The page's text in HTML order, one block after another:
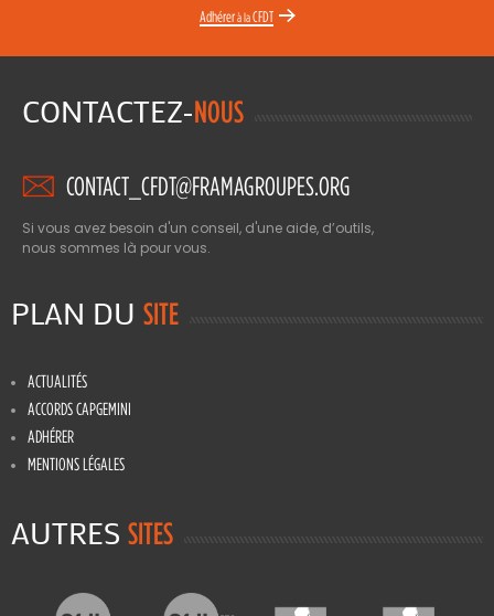
Adhérerà laCFDT
CONTACTEZ-NOUS
CONTACT_CFDT@FRAMAGROUPES.ORG
Si vous avez besoin d'un conseil, d'une aide, d’outils,
nous sommes là pour vous.
PLAN DU SITE
ACTUALITÉS
ACCORDS CAPGEMINI
ADHÉRER
MENTIONS LÉGALES
AUTRES SITES